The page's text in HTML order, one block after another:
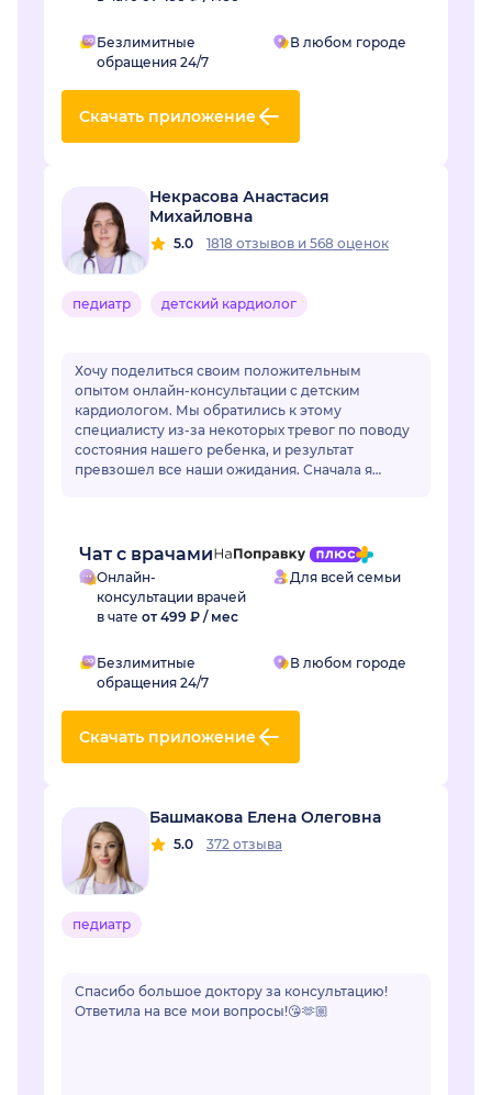
Безлимитные
обращения 24/7
В любом городе
Скачать приложение
Некрасова Анастасия
Михайловна
5.0 1818 отзывов и 568 оценок
педиатр детский кардиолог
Хочу поделиться своим положительным
опытом онлайн-консультации с детским
кардиологом. Мы обратились к этому
специалисту из-за некоторых тревог по поводу
состояния нашего ребенка, и результат
превзошел все наши ожидания. Сначала я
Чат с врачами
Онлайн-
консультации врачей
в чате от 499 ₽ / мес
Для всей семьи
Безлимитные
обращения 24/7
В любом городе
Скачать приложение
Башмакова Елена Олеговна
5.0 372 отзыва
педиатр
Спасибо большое доктору за консультацию!
Ответила на все мои вопросы!😘🫶🏼